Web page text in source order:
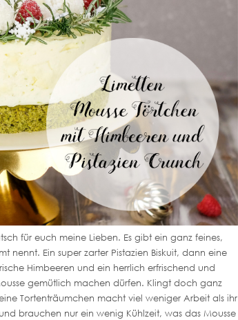
für euch meine Lieben. Es gibt ein ganz feines,
nennt. Ein super zarter Pistazien Biskuit, dann eine
Himbeeren und ein herrlich erfrischend und
gemütlich machen dürfen. Klingt doch ganz
Tortenträumchen macht viel weniger Arbeit als ihr
brauchen nur ein wenig Kühlzeit, was das Mousse